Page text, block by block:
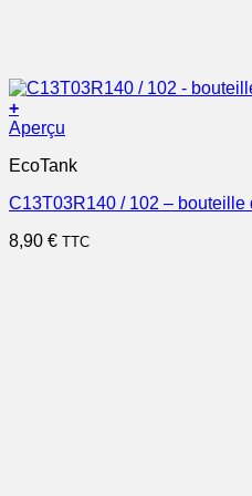
+
Aperçu
EcoTank
C13T03R140 / 102 – bouteille
8,90 € TTC